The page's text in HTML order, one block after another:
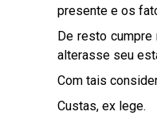
presente e os
De resto
alterasse seu
Com tais
Custas, ex lege.